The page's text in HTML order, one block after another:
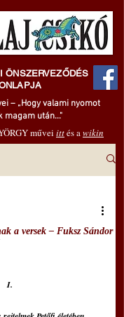
ÖNSZERVEZŐDÉS
– „Hogy valami nyomot
magam után..."
művei ittés awikin
a versek – Fuksz Sándor
I.